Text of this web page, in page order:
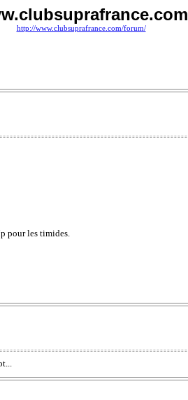
http://www.clubsuprafrance.com/forum/
pour les timides.